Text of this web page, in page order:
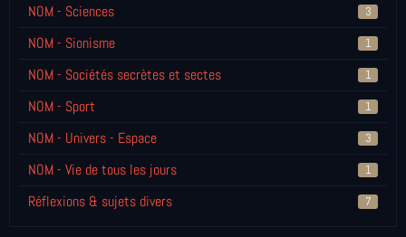
NOM - Sciences 3
NOM - Sionisme 1
NOM - Sociétés secrètes et sectes 1
NOM - Sport 1
NOM - Univers - Espace 3
NOM - Vie de tous les jours 1
Réflexions & sujets divers 7